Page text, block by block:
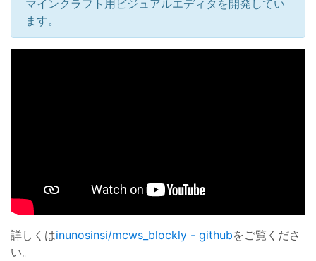
マインクラフト用ビジュアルエディタを開発してい
ます。
詳しくはinunosinsi/mcws_blockly - githubをご覧くださ
い。